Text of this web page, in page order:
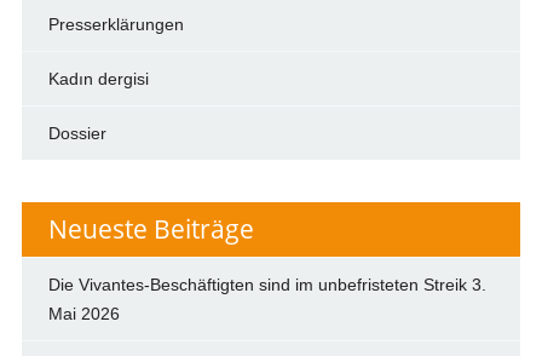
Presserklärungen
Kadın dergisi
Dossier
Neueste Beiträge
Die Vivantes-Beschäftigten sind im unbefristeten Streik 3.
Mai 2026